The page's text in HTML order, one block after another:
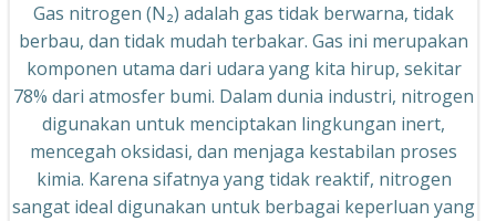
Gas nitrogen (N₂) adalah gas tidak berwarna, tidak
berbau, dan tidak mudah terbakar. Gas ini merupakan
komponen utama dari udara yang kita hirup, sekitar
78% dari atmosfer bumi. Dalam dunia industri, nitrogen
digunakan untuk menciptakan lingkungan inert,
mencegah oksidasi, dan menjaga kestabilan proses
kimia. Karena sifatnya yang tidak reaktif, nitrogen
sangat ideal digunakan untuk berbagai keperluan yang